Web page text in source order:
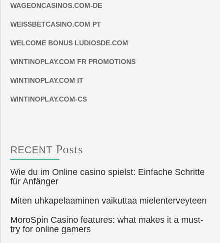
WAGEONCASINOS.COM-DE
WEISSBETCASINO.COM PT
WELCOME BONUS LUDIOSDE.COM
WINTINOPLAY.COM FR PROMOTIONS
WINTINOPLAY.COM IT
WINTINOPLAY.COM-CS
RECENT Posts
Wie du im Online casino spielst: Einfache Schritte
für Anfänger
Miten uhkapelaaminen vaikuttaa mielenterveyteen
MoroSpin Casino features: what makes it a must-
try for online gamers